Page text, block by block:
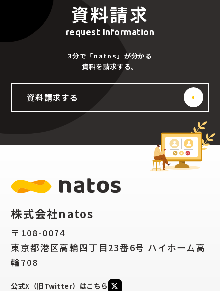
資料請求
request Information
3分で「natos」が分かる
資料を請求する。
資料請求する
株式会社natos
〒108-0074
東京都港区高輪四丁目23番6号 ハイホーム高
輪708
公式X（旧Twitter）はこちら